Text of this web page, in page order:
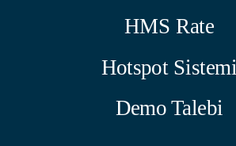
HMS Rate
Hotspot Sistemi
Demo Talebi